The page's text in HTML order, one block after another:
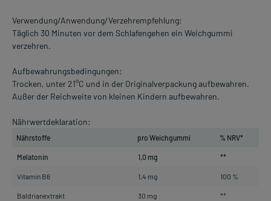
Verwendung/Anwendung/Verzehrempfehlung:
Täglich 30 Minuten vor dem Schlafengehen ein Weichgummi
verzehren.
Aufbewahrungsbedingungen:
Trocken, unter 21°C und in der Originalverpackung aufbewahren.
Außer der Reichweite von kleinen Kindern aufbewahren.
Nährwertdeklaration:
Nährstoffe pro Weichgummi % NRV*
Melatonin 1,0 mg **
Vitamin B6 1,4 mg 100 %
Baldrianextrakt 30 mg **